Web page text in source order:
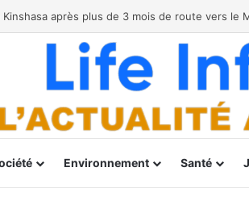
Environnement Santé